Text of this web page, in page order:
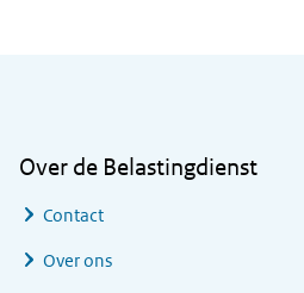
Over de Belastingdienst
Contact
Over ons